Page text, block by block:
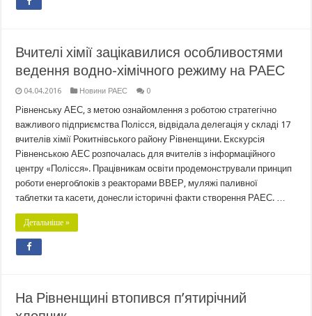
Вчителі хімії зацікавилися особливостями
ведення водно-хімічного режиму на РАЕС
04.04.2016 Новини РАЕС 0
Рівненську АЕС, з метою ознайомлення з роботою стратегічно
важливого підприємства Полісся, відвідала делегація у складі 17
вчителів хімії Рокитнівського району Рівненщини. Екскурсія
Рівненською АЕС розпочалась для вчителів з інформаційного
центру «Полісся». Працівникам освіти продемонстрували принцип
роботи енергоблоків з реакторами ВВЕР, муляжі паливної
таблетки та касети, донесли історичні факти створення РАЕС. …
Детальніше »
На Рівненщині втопився п’ятирічний